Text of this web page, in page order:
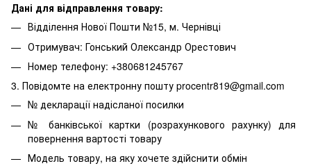
Дані для відправлення товару:
Відділення Нової Пошти №15, м. Чернівці
Отримувач: Гонський Олександр Орестович
Номер телефону: +380681245767
3. Повідомте на електронну пошту procentr819@gmail.com
№ декларації надісланої посилки
№ банківської картки (розрахункового рахунку) для
повернення вартості товару
Модель товару, на яку хочете здійснити обмін